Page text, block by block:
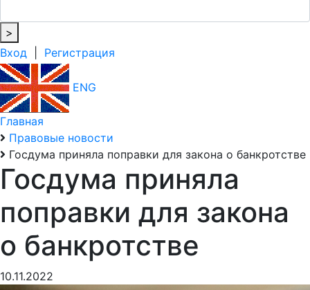
>
Вход
Регистрация
ENG
Главная
Правовые новости
Госдума приняла поправки для закона о банкротстве
Госдума приняла
поправки для закона
о банкротстве
10.11.2022